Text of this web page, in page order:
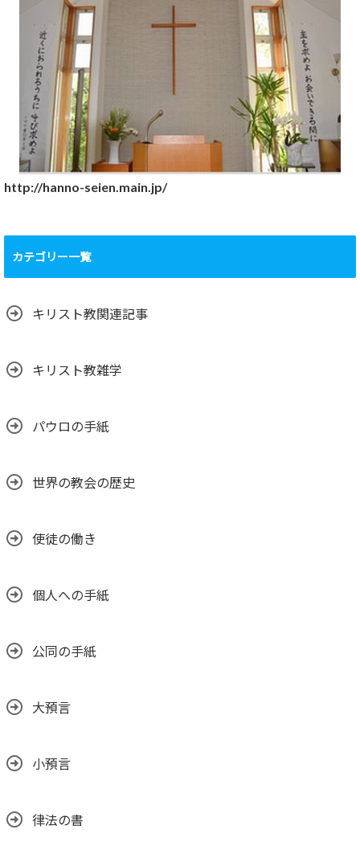
http://hanno-seien.main.jp/
カテゴリー一覧
キリスト教関連記事
キリスト教雑学
パウロの手紙
世界の教会の歴史
使徒の働き
個人への手紙
公同の手紙
大預言
小預言
律法の書